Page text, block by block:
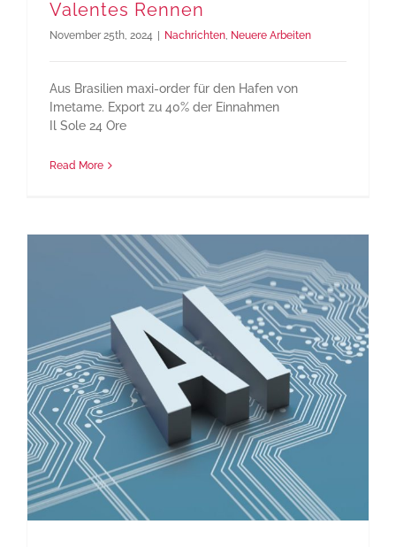
Valentes Rennen
November 25th, 2024 Nachrichten, Neuere Arbeiten
Aus Brasilien maxi-order für den Hafen von
Imetame. Export zu 40% der Einnahmen
Il Sole 24 Ore
Read More